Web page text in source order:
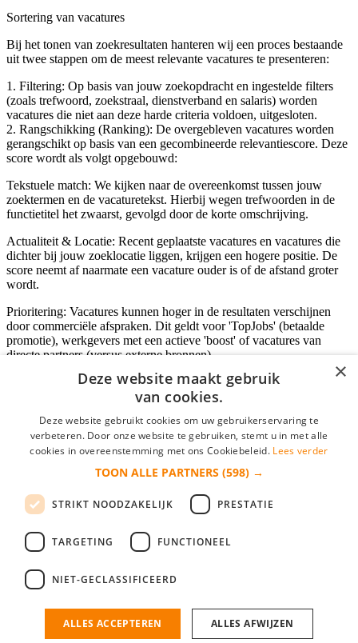
Sortering van vacatures
Bij het tonen van zoekresultaten hanteren wij een proces bestaande
uit twee stappen om de meest relevante vacatures te presenteren:
1. Filtering: Op basis van jouw zoekopdracht en ingestelde filters
(zoals trefwoord, zoekstraal, dienstverband en salaris) worden
vacatures die niet aan deze harde criteria voldoen, uitgesloten.
2. Rangschikking (Ranking): De overgebleven vacatures worden
gerangschikt op basis van een gecombineerde relevantiescore. Deze
score wordt als volgt opgebouwd:
Tekstuele match: We kijken naar de overeenkomst tussen jouw
zoektermen en de vacaturetekst. Hierbij wegen trefwoorden in de
functietitel het zwaarst, gevolgd door de korte omschrijving.
Actualiteit & Locatie: Recent geplaatste vacatures en vacatures die
dichter bij jouw zoeklocatie liggen, krijgen een hogere positie. De
score neemt af naarmate een vacature ouder is of de afstand groter
wordt.
Prioritering: Vacatures kunnen hoger in de resultaten verschijnen
door commerciële afspraken. Dit geldt voor 'TopJobs' (betaalde
promotie), werkgevers met een actieve 'boost' of vacatures van
directe partners (versus externe bronnen).
Inloggen als bedrijf
*
login gegevens onthouden
login
Bedrijf aanmelden
nieuwe collega/werknemer zo gevonden!
×
Deze website maakt gebruik
van cookies.
Deze website gebruikt cookies om uw gebruikerservaring te
verbeteren. Door onze website te gebruiken, stemt u in met alle
cookies in overeenstemming met ons Cookiebeleid. Lees verder
TOON ALLE PARTNERS (598) →
STRIKT NOODZAKELIJK PRESTATIE
TARGETING FUNCTIONEEL
NIET-GECLASSIFICEERD
ALLES ACCEPTEREN ALLES AFWIJZEN